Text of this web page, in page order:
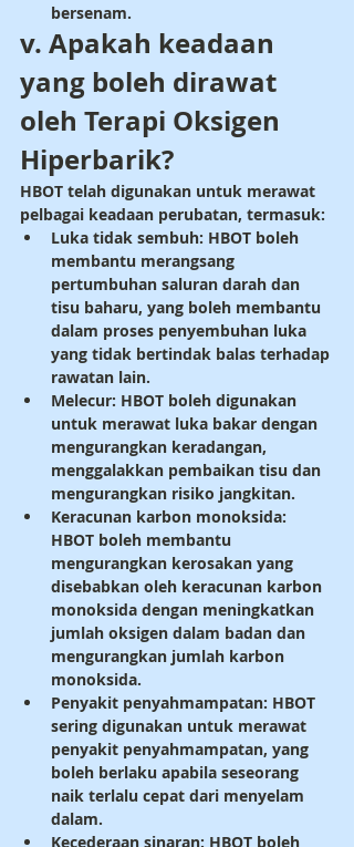
bersenam.
v. Apakah keadaan
yang boleh dirawat
oleh Terapi Oksigen
Hiperbarik?
HBOT telah digunakan untuk merawat
pelbagai keadaan perubatan, termasuk:
Luka tidak sembuh: HBOT boleh
membantu merangsang
pertumbuhan saluran darah dan
tisu baharu, yang boleh membantu
dalam proses penyembuhan luka
yang tidak bertindak balas terhadap
rawatan lain.
Melecur: HBOT boleh digunakan
untuk merawat luka bakar dengan
mengurangkan keradangan,
menggalakkan pembaikan tisu dan
mengurangkan risiko jangkitan.
Keracunan karbon monoksida:
HBOT boleh membantu
mengurangkan kerosakan yang
disebabkan oleh keracunan karbon
monoksida dengan meningkatkan
jumlah oksigen dalam badan dan
mengurangkan jumlah karbon
monoksida.
Penyakit penyahmampatan: HBOT
sering digunakan untuk merawat
penyakit penyahmampatan, yang
boleh berlaku apabila seseorang
naik terlalu cepat dari menyelam
dalam.
Kecederaan sinaran: HBOT boleh